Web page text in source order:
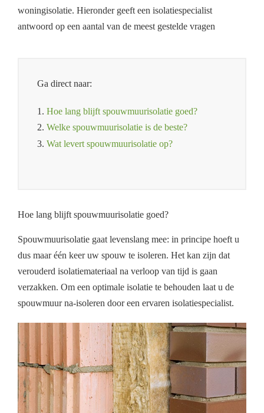
woningisolatie. Hieronder geeft een isolatiespecialist
antwoord op een aantal van de meest gestelde vragen
Ga direct naar:
1. Hoe lang blijft spouwmuurisolatie goed?
2. Welke spouwmuurisolatie is de beste?
3. Wat levert spouwmuurisolatie op?
Hoe lang blijft spouwmuurisolatie goed?
Spouwmuurisolatie gaat levenslang mee: in principe hoeft u
dus maar één keer uw spouw te isoleren. Het kan zijn dat
verouderd isolatiemateriaal na verloop van tijd is gaan
verzakken. Om een optimale isolatie te behouden laat u de
spouwmuur na-isoleren door een ervaren isolatiespecialist.